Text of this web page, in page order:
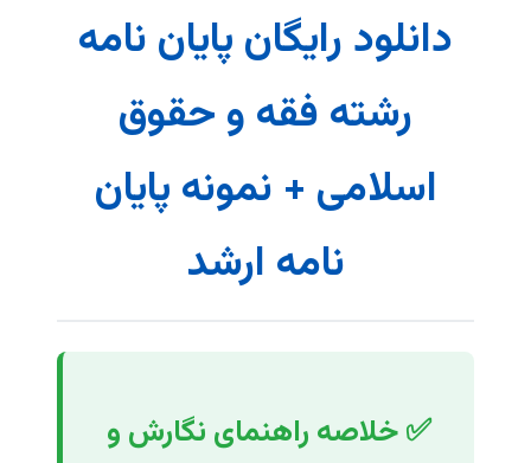
دانلود رایگان پایان نامه
رشته فقه و حقوق
اسلامی + نمونه پایان
نامه ارشد
✅ خلاصه راهنمای نگارش و